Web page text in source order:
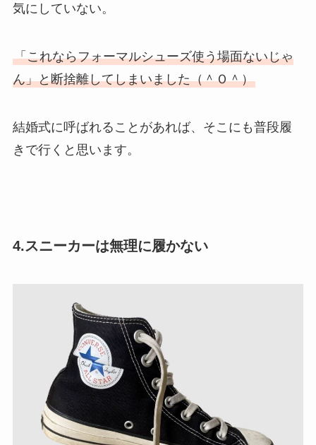
気にしていない。
「これならフォーマルシューズ使う場面ないじゃ
ん」と断捨離してしまいました（＾Ｏ＾）
結婚式に呼ばれることがあれば、そこにも普段履
きで行くと思います。
4.スニーカーは無理に履かない